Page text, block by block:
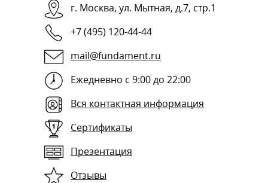
г. Москва, ул. Мытная, д.7, стр.1
+7 (495) 120-44-44
mail@fundament.ru
Ежедневно с 9:00 до 22:00
Вся контактная информация
Сертификаты
Презентация
Отзывы